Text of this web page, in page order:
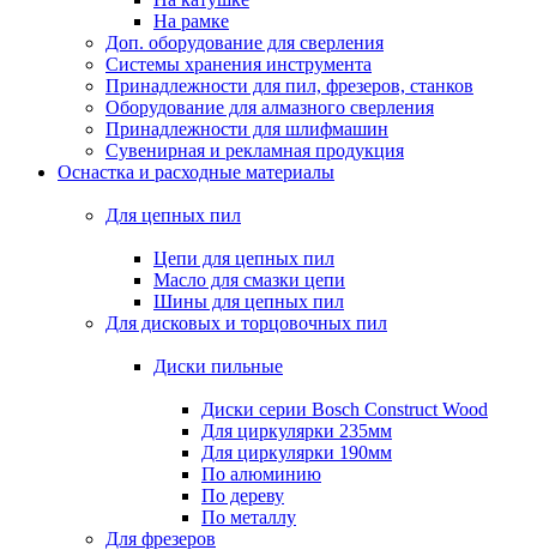
На рамке
Доп. оборудование для сверления
Системы хранения инструмента
Принадлежности для пил, фрезеров, станков
Оборудование для алмазного сверления
Принадлежности для шлифмашин
Сувенирная и рекламная продукция
Оснастка и расходные материалы
Для цепных пил
Цепи для цепных пил
Масло для смазки цепи
Шины для цепных пил
Для дисковых и торцовочных пил
Диски пильные
Диски серии Bosch Construct Wood
Для циркулярки 235мм
Для циркулярки 190мм
По алюминию
По дереву
По металлу
Для фрезеров